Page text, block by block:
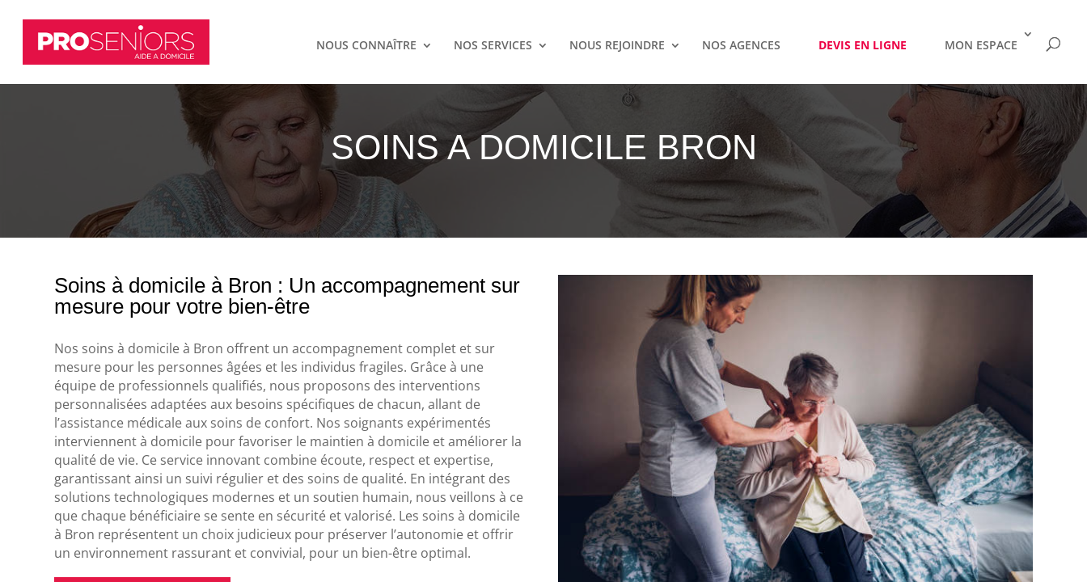
NOUS CONNAÎTRE NOS SERVICES NOUS REJOINDRE NOS AGENCES DEVIS EN LIGNE MON ESPACE
SOINS A DOMICILE BRON
Soins à domicile à Bron : Un accompagnement sur
mesure pour votre bien-être
Nos soins à domicile à Bron offrent un accompagnement complet et sur
mesure pour les personnes âgées et les individus fragiles. Grâce à une
équipe de professionnels qualifiés, nous proposons des interventions
personnalisées adaptées aux besoins spécifiques de chacun, allant de
l’assistance médicale aux soins de confort. Nos soignants expérimentés
interviennent à domicile pour favoriser le maintien à domicile et améliorer la
qualité de vie. Ce service innovant combine écoute, respect et expertise,
garantissant ainsi un suivi régulier et des soins de qualité. En intégrant des
solutions technologiques modernes et un soutien humain, nous veillons à ce
que chaque bénéficiaire se sente en sécurité et valorisé. Les soins à domicile
à Bron représentent un choix judicieux pour préserver l’autonomie et offrir
un environnement rassurant et convivial, pour un bien-être optimal.